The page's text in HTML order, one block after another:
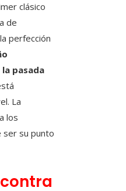
clásico
de
perfección
pasada
La
los
ser su punto